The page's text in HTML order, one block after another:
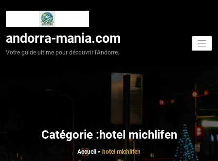
andorra-mania.com
Votre guide ultime pour découvrir l'Andorre.
Catégorie :hotel michlifen
Accueil » hotel michlifen